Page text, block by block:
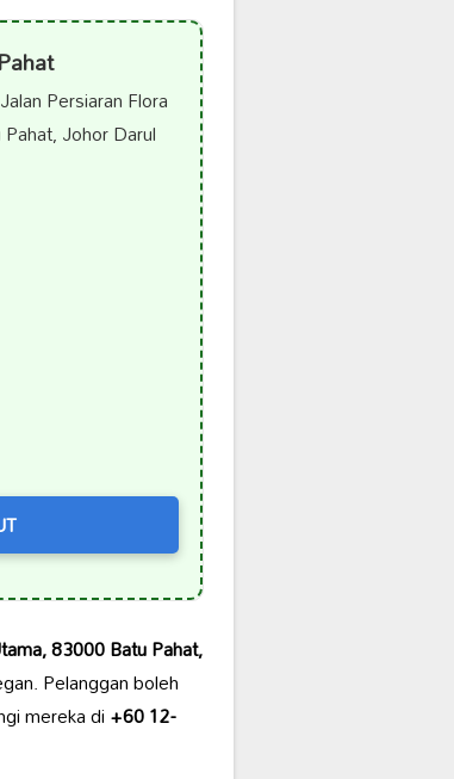
Persiaran Flora
Johor Darul
83000 Batu Pahat,
Pelanggan boleh
mereka di+60 12-